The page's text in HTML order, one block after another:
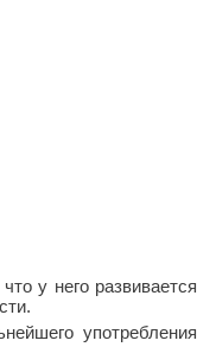
у него развивается
употребления